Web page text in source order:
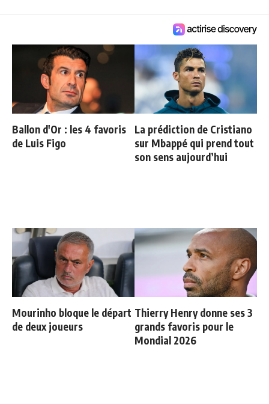
Ballon d'Or : les 4 favoris
de Luis Figo
La prédiction de Cristiano
sur Mbappé qui prend tout
son sens aujourd’hui
Mourinho bloque le départ
de deux joueurs
Thierry Henry donne ses 3
grands favoris pour le
Mondial 2026